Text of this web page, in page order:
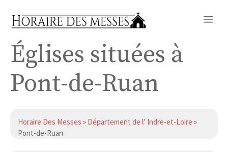
Églises situées à
Pont-de-Ruan
Horaire Des Messes » Département de l’ Indre-et-Loire »
Pont-de-Ruan